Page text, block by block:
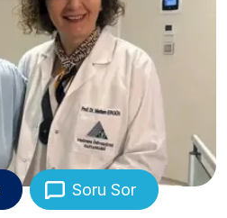
Soru Sor